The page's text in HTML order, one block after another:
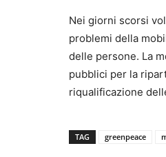
Nei giorni scorsi
problemi della
delle persone. La
pubblici per la
riqualificazione
TAG greenpeace